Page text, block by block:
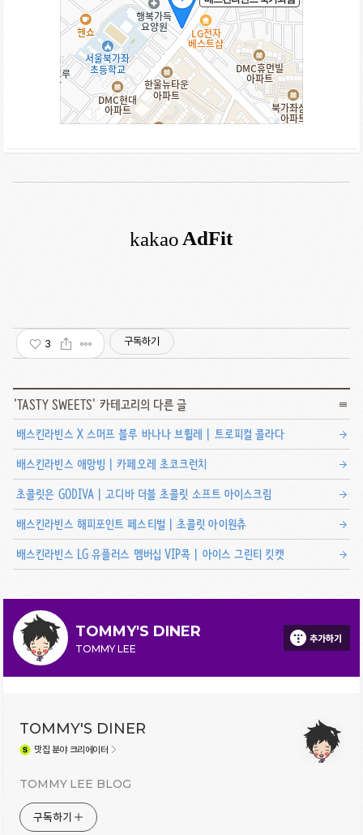
3 구독하기
'TASTY SWEETS' 카테고리의 다른 글
배스킨라빈스 X 스머프 블루 바나나 브륄레 | 트로피컬 콜라다
배스킨라빈스 애망빙 | 카페오레 초코크런치
초콜릿은 GODIVA | 고디바 더블 초콜릿 소프트 아이스크림
배스킨라빈스 해피포인트 페스티벌 | 초콜릿 아이원츄
배스킨라빈스 LG 유플러스 멤버십 VIP콕 | 아이스 그린티 킷캣
TOMMY'S DINER
TOMMY LEE
추가하기
TOMMY'S DINER
맛집 분야 크리에이터
TOMMY LEE BLOG
구독하기